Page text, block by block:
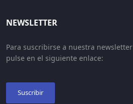
NEWSLETTER
Para suscribirse a nuestra newsletter
pulse en el siguiente enlace:
Suscribir